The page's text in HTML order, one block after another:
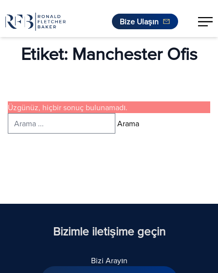
Bize Ulaşın
Etiket: Manchester Ofis
Üzgünüz, hiçbir sonuç bulunamadı.
Arayın:
Arama
Bizimle iletişime geçin
Bizi Arayın